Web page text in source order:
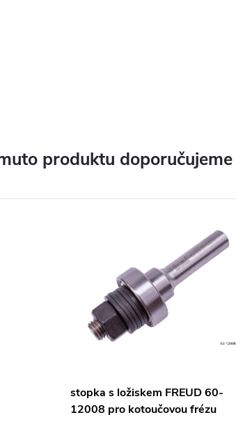
produktu
stopka s ložiskem FREUD 60-
12008 pro kotoučovou frézu